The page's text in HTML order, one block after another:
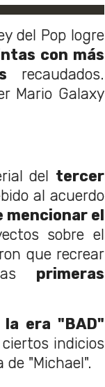
del Pop logre
con más
recaudados.
Mario Galaxy
del tercer
al acuerdo
mencionar el
sobre el
que recrear
primeras
era "BAD"
indicios
"Michael".